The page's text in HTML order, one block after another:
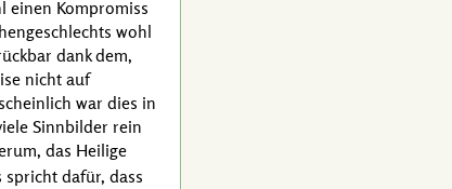
einen Kompromiss
wohl
dank dem,
nicht auf
war dies in
Sinnbilder rein
das Heilige
dafür, dass